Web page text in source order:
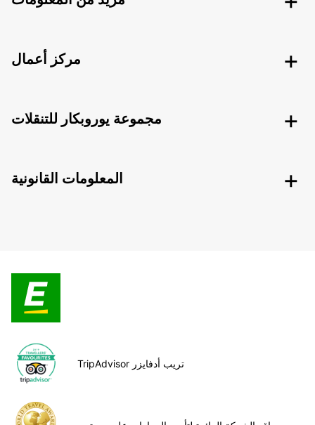
مركز أعمال
مجموعة يوروبكار للتنقلات
المعلومات القانونية
TripAdvisor تريب أدفايزر